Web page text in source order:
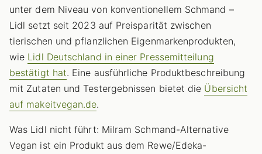
unter dem Niveau von konventionellem Schmand –
Lidl setzt seit 2023 auf Preisparität zwischen
tierischen und pflanzlichen Eigenmarkenprodukten,
wie Lidl Deutschland in einer Pressemitteilung
bestätigt hat. Eine ausführliche Produktbeschreibung
mit Zutaten und Testergebnissen bietet die Übersicht
auf makeitvegan.de.
Was Lidl nicht führt: Milram Schmand-Alternative
Vegan ist ein Produkt aus dem Rewe/Edeka-